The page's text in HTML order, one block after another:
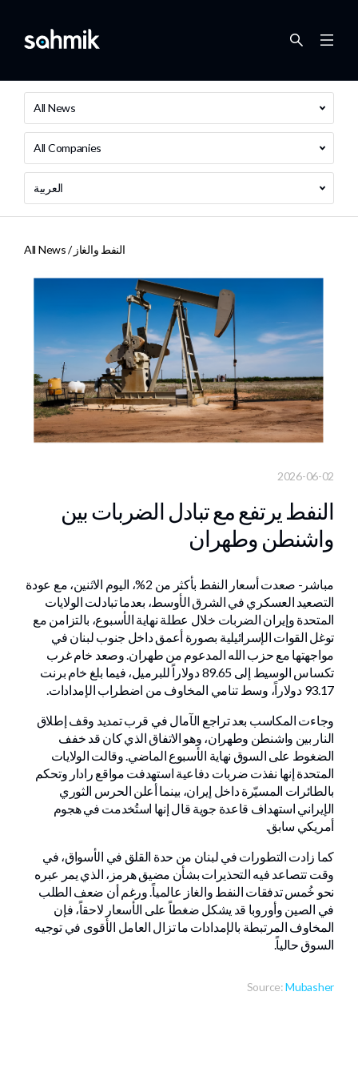
All News
All Companies
العربية
All News / النفط والغاز
2026-06-02
النفط يرتفع مع تبادل الضربات بين
واشنطن وطهران
مباشر- صعدت أسعار النفط بأكثر من 2%، اليوم الاثنين، مع عودة
التصعيد العسكري في الشرق الأوسط، بعدما تبادلت الولايات
المتحدة وإيران الضربات خلال عطلة نهاية الأسبوع، بالتزامن مع
توغل القوات الإسرائيلية بصورة أعمق داخل جنوب لبنان في
مواجهتها مع حزب الله المدعوم من طهران. وصعد خام غرب
تكساس الوسيط إلى 89.65 دولاراً للبرميل، فيما بلغ خام برنت
93.17 دولاراً، وسط تنامي المخاوف من اضطراب الإمدادات.
وجاءت المكاسب بعد تراجع الآمال في قرب تمديد وقف إطلاق
النار بين واشنطن وطهران، وهو الاتفاق الذي كان قد خفف
الضغوط على السوق نهاية الأسبوع الماضي. وقالت الولايات
المتحدة إنها نفذت ضربات دفاعية استهدفت مواقع رادار وتحكم
بالطائرات المسيّرة داخل إيران، بينما أعلن الحرس الثوري
الإيراني استهداف قاعدة جوية قال إنها استُخدمت في هجوم
أمريكي سابق.
كما زادت التطورات في لبنان من حدة القلق في الأسواق، في
وقت تتصاعد فيه التحذيرات بشأن مضيق هرمز، الذي يمر عبره
نحو خُمس تدفقات النفط والغاز عالمياً. ورغم أن ضعف الطلب
في الصين وأوروبا قد يشكل ضغطاً على الأسعار لاحقاً، فإن
المخاوف المرتبطة بالإمدادات ما تزال العامل الأقوى في توجيه
السوق حالياً.
Source:Mubasher